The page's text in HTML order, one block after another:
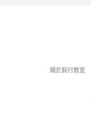
關於毅行教室